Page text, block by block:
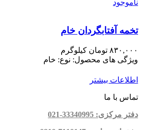
ناموجود
تخمه آفتابگردان خام
۸۳۰,۰۰۰ تومان کیلوگرم
ویژگی های محصول: نوع: خام
اطلاعات بیشتر
تماس با ما
دفتر مرکزی: 33340995-021